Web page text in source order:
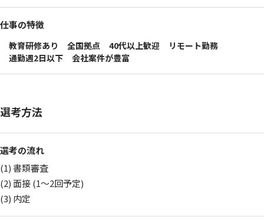
仕事の特徴
教育研修あり 全国拠点 40代以上歓迎
リモート勤務
通勤週2日以下
会社案件が豊富
選考方法
選考の流れ
(1) 書類審査
(2) 面接 (1〜2回予定)
(3) 内定